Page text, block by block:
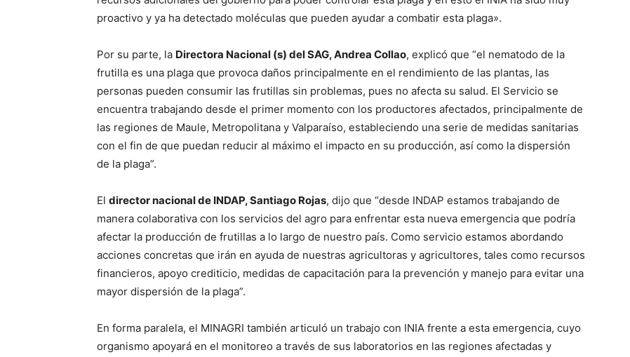
proactivo y ya ha detectado moléculas que pueden ayudar a combatir esta plaga».
Por su parte, la Directora Nacional (s) del SAG, Andrea Collao, explicó que “el nematodo de la
frutilla es una plaga que provoca daños principalmente en el rendimiento de las plantas, las
personas pueden consumir las frutillas sin problemas, pues no afecta su salud. El Servicio se
encuentra trabajando desde el primer momento con los productores afectados, principalmente de
las regiones de Maule, Metropolitana y Valparaíso, estableciendo una serie de medidas sanitarias
con el fin de que puedan reducir al máximo el impacto en su producción, así como la dispersión
de la plaga”.
El director nacional de INDAP, Santiago Rojas, dijo que “desde INDAP estamos trabajando de
manera colaborativa con los servicios del agro para enfrentar esta nueva emergencia que podría
afectar la producción de frutillas a lo largo de nuestro país. Como servicio estamos abordando
acciones concretas que irán en ayuda de nuestras agricultoras y agricultores, tales como recursos
financieros, apoyo crediticio, medidas de capacitación para la prevención y manejo para evitar una
mayor dispersión de la plaga”.
En forma paralela, el MINAGRI también articuló un trabajo con INIA frente a esta emergencia, cuyo
organismo apoyará en el monitoreo a través de sus laboratorios en las regiones afectadas y